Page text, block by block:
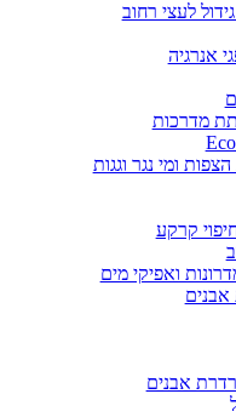
מדרכות
ומי נגר וגגות
קרקע
ואפיקי מים
אבנים